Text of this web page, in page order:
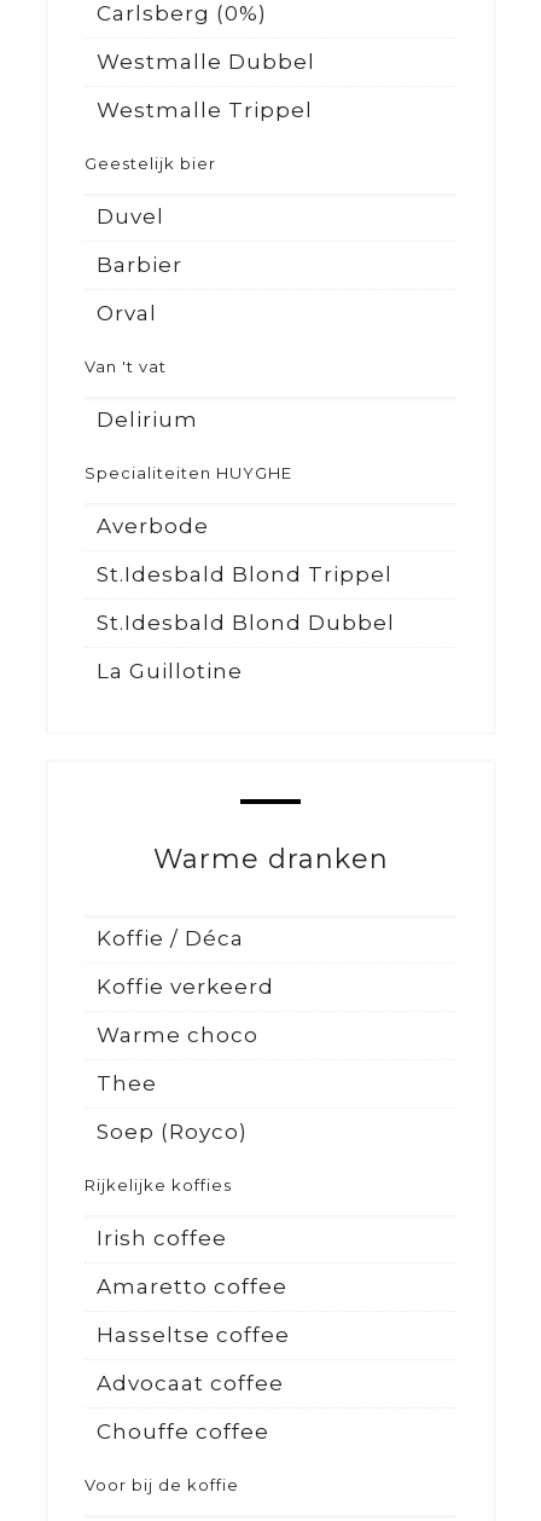
Carlsberg (0%)
Westmalle Dubbel
Westmalle Trippel
Geestelijk bier
Duvel
Barbier
Orval
Van 't vat
Delirium
Specialiteiten HUYGHE
Averbode
St.Idesbald Blond Trippel
St.Idesbald Blond Dubbel
La Guillotine
Warme dranken
Koffie / Déca
Koffie verkeerd
Warme choco
Thee
Soep (Royco)
Rijkelijke koffies
Irish coffee
Amaretto coffee
Hasseltse coffee
Advocaat coffee
Chouffe coffee
Voor bij de koffie